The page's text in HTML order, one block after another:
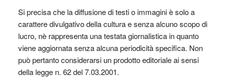
Si precisa che la diffusione di testi o immagini è solo a
carattere divulgativo della cultura e senza alcuno scopo di
lucro, nè rappresenta una testata giornalistica in quanto
viene aggiornata senza alcuna periodicità specifica. Non
può pertanto considerarsi un prodotto editoriale ai sensi
della legge n. 62 del 7.03.2001.